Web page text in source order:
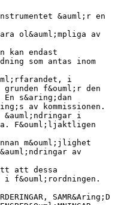
&auml;r en
ol&auml;mpliga av
kan endast
som antas inom
i
f&ouml;r den
s&aring;dan
av kommissionen.
&auml;ndringar i
F&ouml;ljaktligen
m&ouml;jlighet
av
att dessa
i f&ouml;rordningen.
SAMR&Aring;D